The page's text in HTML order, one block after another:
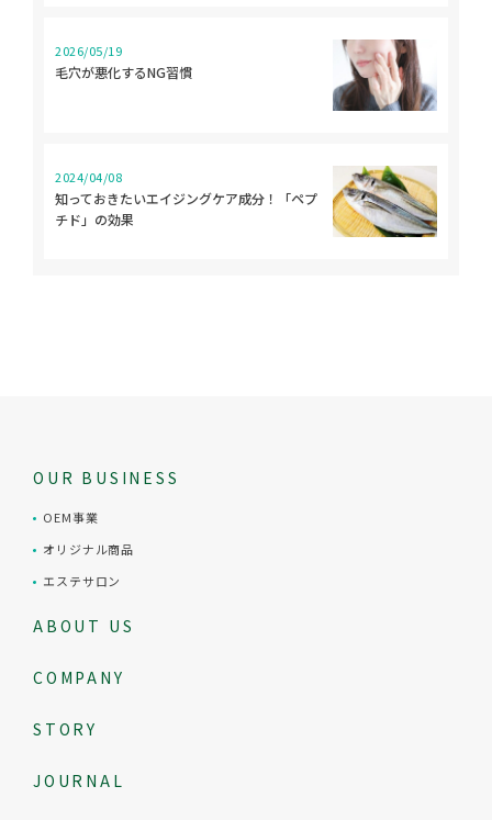
2026/05/19
毛穴が悪化するNG習慣
2024/04/08
知っておきたいエイジングケア成分！「ペプ
チド」の効果
OUR BUSINESS
OEM事業
オリジナル商品
エステサロン
ABOUT US
COMPANY
STORY
JOURNAL